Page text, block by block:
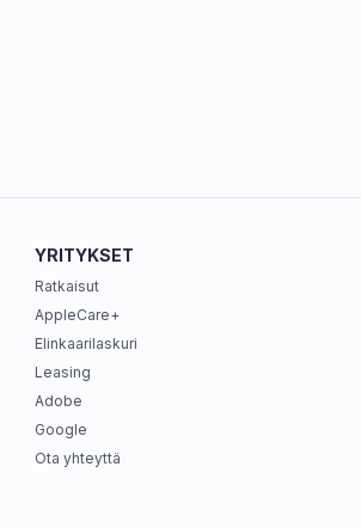
YRITYKSET
Ratkaisut
AppleCare+
Elinkaarilaskuri
Leasing
Adobe
Google
Ota yhteyttä